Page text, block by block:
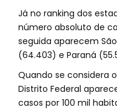
Já no ranking dos
número absoluto de
seguida aparecem
(64.403) e Paraná
Quando se considera
Distrito Federal
casos por 100 mil